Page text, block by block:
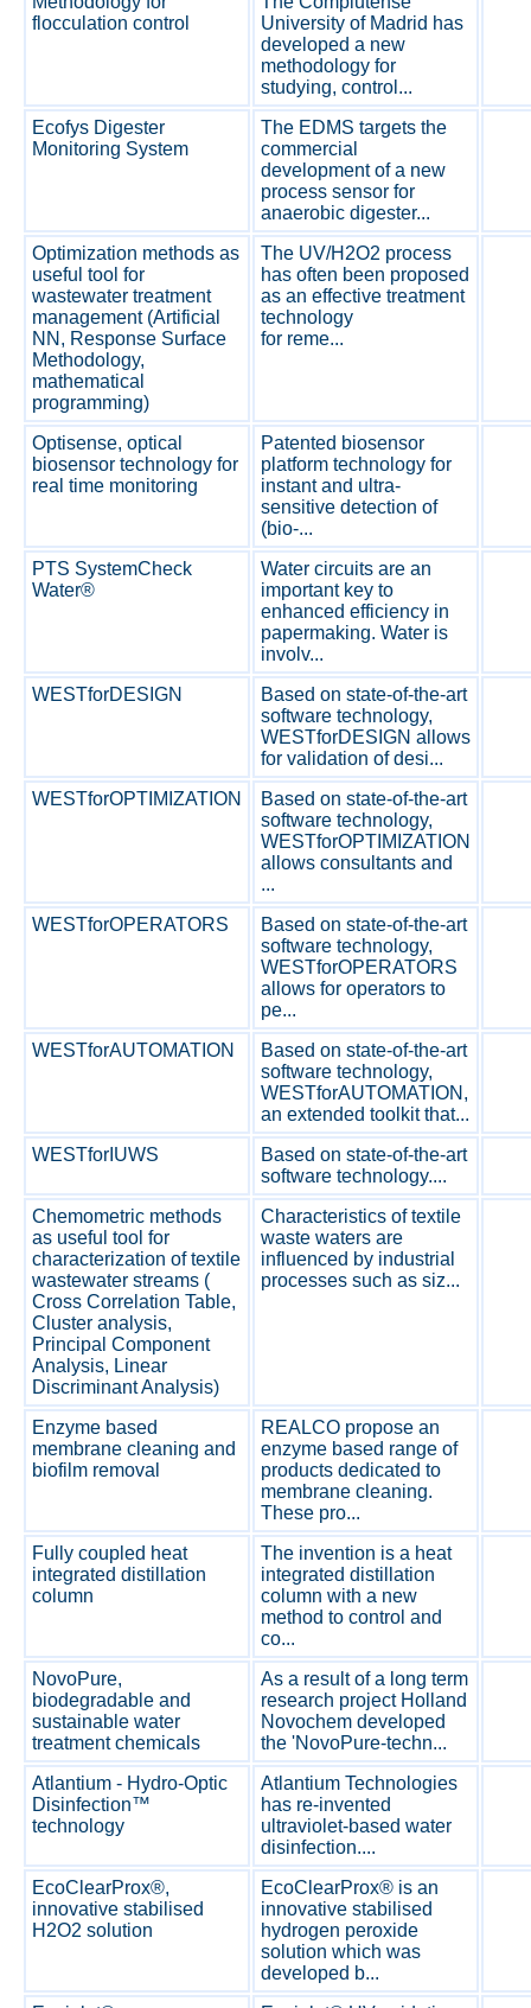
flocculation control
University of Madrid has
developed a new
methodology for
studying, control...
Ecofys Digester
Monitoring System
The EDMS targets the
commercial
development of a new
process sensor for
anaerobic digester...
Optimization methods as
useful tool for
wastewater treatment
management (Artificial
NN, Response Surface
Methodology,
mathematical
programming)
The UV/H2O2 process
has often been proposed
as an effective treatment
technology
for reme...
Optisense, optical
biosensor technology for
real time monitoring
Patented biosensor
platform technology for
instant and ultra-
sensitive detection of
(bio-...
PTS SystemCheck
Water®
Water circuits are an
important key to
enhanced efficiency in
papermaking. Water is
involv...
WESTforDESIGN
Based on state-of-the-art
software technology,
WESTforDESIGN allows
for validation of desi...
WESTforOPTIMIZATION
Based on state-of-the-art
software technology,
WESTforOPTIMIZATION
allows consultants and
...
WESTforOPERATORS
Based on state-of-the-art
software technology,
WESTforOPERATORS
allows for operators to
pe...
WESTforAUTOMATION
Based on state-of-the-art
software technology,
WESTforAUTOMATION,
an extended toolkit that...
WESTforIUWS
Based on state-of-the-art
software technology....
Chemometric methods
as useful tool for
characterization of textile
wastewater streams (
Cross Correlation Table,
Cluster analysis,
Principal Component
Analysis, Linear
Discriminant Analysis)
Characteristics of textile
waste waters are
influenced by industrial
processes such as siz...
Enzyme based
membrane cleaning and
biofilm removal
REALCO propose an
enzyme based range of
products dedicated to
membrane cleaning.
These pro...
Fully coupled heat
integrated distillation
column
The invention is a heat
integrated distillation
column with a new
method to control and
co...
NovoPure,
biodegradable and
sustainable water
treatment chemicals
As a result of a long term
research project Holland
Novochem developed
the 'NovoPure-techn...
Atlantium - Hydro-Optic
Disinfection™
technology
Atlantium Technologies
has re-invented
ultraviolet-based water
disinfection....
EcoClearProx®,
innovative stabilised
H2O2 solution
EcoClearProx® is an
innovative stabilised
hydrogen peroxide
solution which was
developed b...